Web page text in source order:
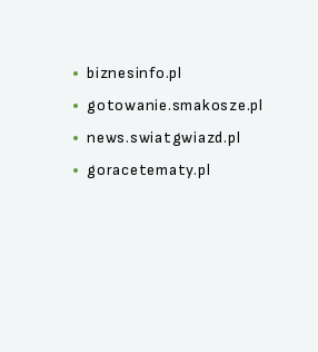
biznesinfo.pl
gotowanie.smakosze.pl
news.swiatgwiazd.pl
goracetematy.pl